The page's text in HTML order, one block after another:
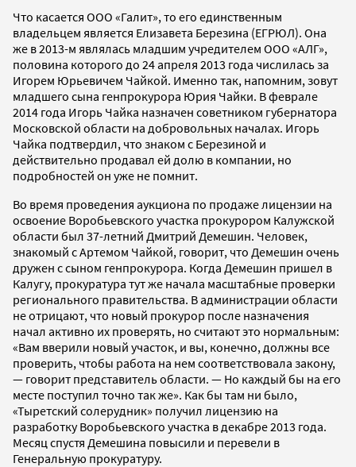
Что касается ООО «Галит», то его единственным
владельцем является Елизавета Березина (ЕГРЮЛ). Она
же в 2013-м являлась младшим учредителем ООО «АЛГ»,
половина которого до 24 апреля 2013 года числилась за
Игорем Юрьевичем Чайкой. Именно так, напомним, зовут
младшего сына генпрокурора Юрия Чайки. В феврале
2014 года Игорь Чайка назначен советником губернатора
Московской области на добровольных началах. Игорь
Чайка подтвердил, что знаком с Березиной и
действительно продавал ей долю в компании, но
подробностей он уже не помнит.
Во время проведения аукциона по продаже лицензии на
освоение Воробьевского участка прокурором Калужской
области был 37-летний Дмитрий Демешин. Человек,
знакомый с Артемом Чайкой, говорит, что Демешин очень
дружен с сыном генпрокурора. Когда Демешин пришел в
Калугу, прокуратура тут же начала масштабные проверки
регионального правительства. В администрации области
не отрицают, что новый прокурор после назначения
начал активно их проверять, но считают это нормальным:
«Вам вверили новый участок, и вы, конечно, должны все
проверить, чтобы работа на нем соответствовала закону,
— говорит представитель области. — Но каждый бы на его
месте поступил точно так же». Как бы там ни было,
«Тыретский солерудник» получил лицензию на
разработку Воробьевского участка в декабре 2013 года.
Месяц спустя Демешина повысили и перевели в
Генеральную прокуратуру.